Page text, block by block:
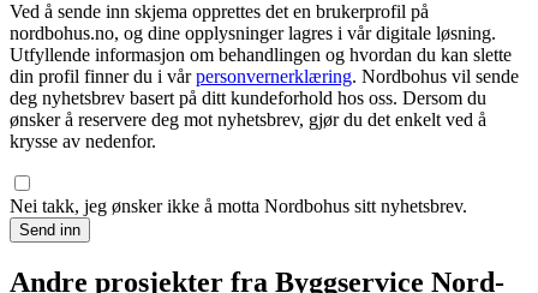
Ved å sende inn skjema opprettes det en brukerprofil på
nordbohus.no, og dine opplysninger lagres i vår digitale løsning.
Utfyllende informasjon om behandlingen og hvordan du kan slette
din profil finner du i vår personvernerklæring. Nordbohus vil sende
deg nyhetsbrev basert på ditt kundeforhold hos oss. Dersom du
ønsker å reservere deg mot nyhetsbrev, gjør du det enkelt ved å
krysse av nedenfor.
Nei takk, jeg ønsker ikke å motta Nordbohus sitt nyhetsbrev.
Send inn
Andre prosjekter fra Byggservice Nord-